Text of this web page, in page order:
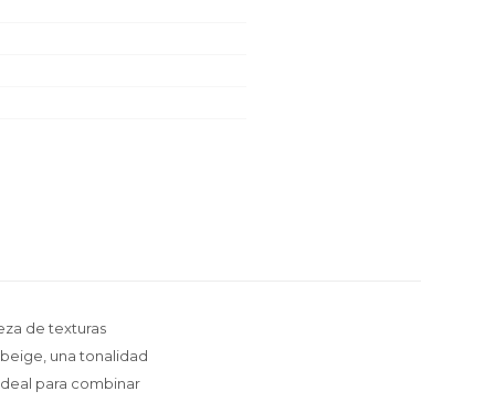
de texturas
una tonalidad
para combinar